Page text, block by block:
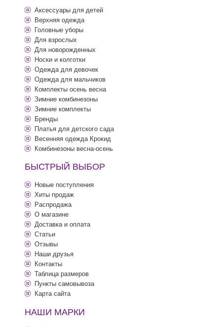
Аксессуары для детей
Верхняя одежда
Головные уборы
Для взрослых
Для новорожденных
Носки и колготки
Одежда для девочек
Одежда для мальчиков
Комплекты осень весна
Зимние комбинезоны
Зимние комплекты
Бренды
Платья для детского сада
Весенняя одежда Крокид
Комбинезоны весна-осень
БЫСТРЫЙ ВЫБОР
Новые поступления
Хиты продаж
Распродажа
О магазине
Доставка и оплата
Статьи
Отзывы
Наши друзья
Контакты
Таблица размеров
Пункты самовывоза
Карта сайта
НАШИ МАРКИ